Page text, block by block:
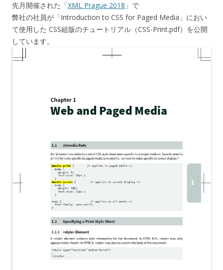
先月開催された「XML Prague 2018 」で
弊社の社員が「Introduction to CSS for Paged Media」におい
て使用した CSS組版のチュートリアル（CSS-Print.pdf）を公開
しています。